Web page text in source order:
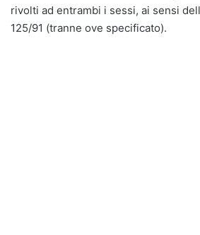
rivolti ad entrambi i sessi, ai sensi
125/91 (tranne ove specificato).